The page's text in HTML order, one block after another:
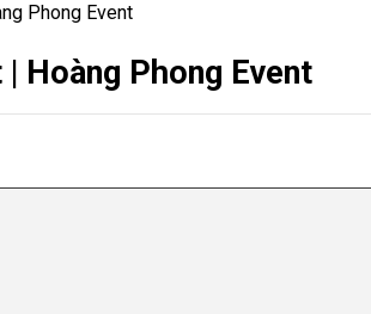
Phong Event
Hoàng Phong Event